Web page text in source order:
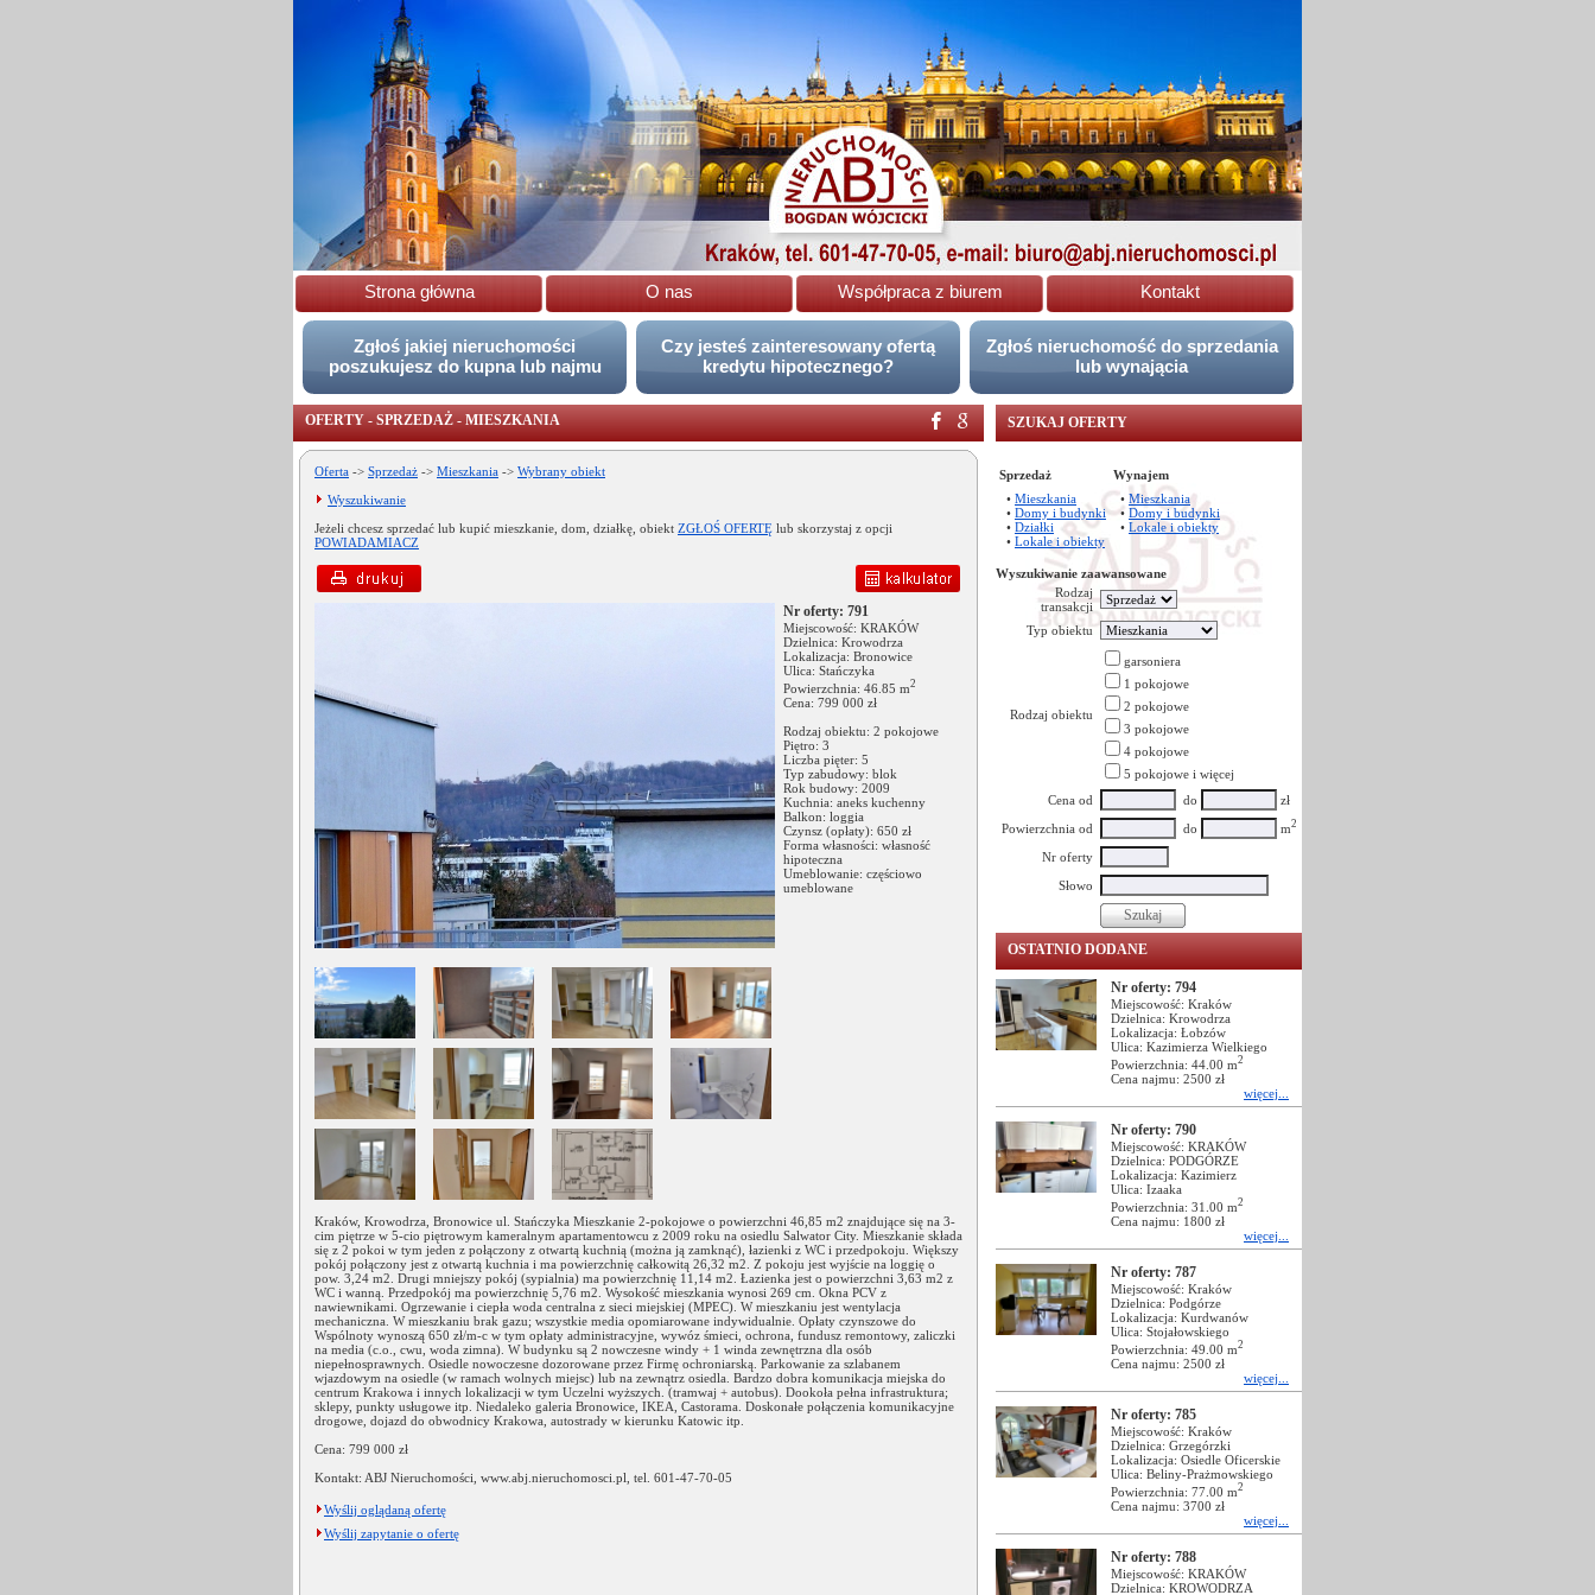
Strona główna O nas Współpraca z biurem Kontakt
Zgłoś jakiej nieruchomości
poszukujesz do kupna lub najmu
Czy jesteś zainteresowany ofertą
kredytu hipotecznego?
Zgłoś nieruchomość do sprzedania
lub wynającia
OFERTY - SPRZEDAŻ - MIESZKANIA SZUKAJ OFERTY
Oferta -> Sprzedaż -> Mieszkania -> Wybrany obiekt
Wyszukiwanie
Jeżeli chcesz sprzedać lub kupić mieszkanie, dom, działkę, obiekt ZGŁOŚ OFERTĘ lub skorzystaj z opcji
POWIADAMIACZ
Nr oferty: 791
Miejscowość: KRAKÓW
Dzielnica: Krowodrza
Lokalizacja: Bronowice
Ulica: Stańczyka
Powierzchnia: 46.85 m2
Cena: 799 000 zł
Rodzaj obiektu: 2 pokojowe
Piętro: 3
Liczba pięter: 5
Typ zabudowy: blok
Rok budowy: 2009
Kuchnia: aneks kuchenny
Balkon: loggia
Czynsz (opłaty): 650 zł
Forma własności: własność
hipoteczna
Umeblowanie: częściowo
umeblowane
Kraków, Krowodrza, Bronowice ul. Stańczyka Mieszkanie 2-pokojowe o powierzchni 46,85 m2 znajdujące się na 3-
cim piętrze w 5-cio piętrowym kameralnym apartamentowcu z 2009 roku na osiedlu Salwator City. Mieszkanie składa
się z 2 pokoi w tym jeden z połączony z otwartą kuchnią (można ją zamknąć), łazienki z WC i przedpokoju. Większy
pokój połączony jest z otwartą kuchnia i ma powierzchnię całkowitą 26,32 m2. Z pokoju jest wyjście na loggię o
pow. 3,24 m2. Drugi mniejszy pokój (sypialnia) ma powierzchnię 11,14 m2. Łazienka jest o powierzchni 3,63 m2 z
WC i wanną. Przedpokój ma powierzchnię 5,76 m2. Wysokość mieszkania wynosi 269 cm. Okna PCV z
nawiewnikami. Ogrzewanie i ciepła woda centralna z sieci miejskiej (MPEC). W mieszkaniu jest wentylacja
mechaniczna. W mieszkaniu brak gazu; wszystkie media opomiarowane indywidualnie. Opłaty czynszowe do
Wspólnoty wynoszą 650 zł/m-c w tym opłaty administracyjne, wywóz śmieci, ochrona, fundusz remontowy, zaliczki
na media (c.o., cwu, woda zimna). W budynku są 2 nowczesne windy + 1 winda zewnętrzna dla osób
niepełnosprawnych. Osiedle nowoczesne dozorowane przez Firmę ochroniarską. Parkowanie za szlabanem
wjazdowym na osiedle (w ramach wolnych miejsc) lub na zewnątrz osiedla. Bardzo dobra komunikacja miejska do
centrum Krakowa i innych lokalizacji w tym Uczelni wyższych. (tramwaj + autobus). Dookoła pełna infrastruktura;
sklepy, punkty usługowe itp. Niedaleko galeria Bronowice, IKEA, Castorama. Doskonałe połączenia komunikacyjne
drogowe, dojazd do obwodnicy Krakowa, autostrady w kierunku Katowic itp.
Cena: 799 000 zł
Kontakt: ABJ Nieruchomości, www.abj.nieruchomosci.pl, tel. 601-47-70-05
Wyślij oglądaną ofertę
Wyślij zapytanie o ofertę
Sprzedaż
• Mieszkania
• Domy i budynki
• Działki
• Lokale i obiekty
Wynajem
• Mieszkania
• Domy i budynki
• Lokale i obiekty
Wyszukiwanie zaawansowane
Rodzaj
transakcji
Typ obiektu
Rodzaj obiektu
garsoniera
1 pokojowe
2 pokojowe
3 pokojowe
4 pokojowe
5 pokojowe i więcej
Cena od
do
zł
Powierzchnia od
do m2
Nr oferty
Słowo
OSTATNIO DODANE
Nr oferty: 794
Miejscowość: Kraków
Dzielnica: Krowodrza
Lokalizacja: Łobzów
Ulica: Kazimierza Wielkiego
Powierzchnia: 44.00 m2
Cena najmu: 2500 zł
więcej...
Nr oferty: 790
Miejscowość: KRAKÓW
Dzielnica: PODGÓRZE
Lokalizacja: Kazimierz
Ulica: Izaaka
Powierzchnia: 31.00 m2
Cena najmu: 1800 zł
więcej...
Nr oferty: 787
Miejscowość: Kraków
Dzielnica: Podgórze
Lokalizacja: Kurdwanów
Ulica: Stojałowskiego
Powierzchnia: 49.00 m2
Cena najmu: 2500 zł
więcej...
Nr oferty: 785
Miejscowość: Kraków
Dzielnica: Grzegórzki
Lokalizacja: Osiedle Oficerskie
Ulica: Beliny-Prażmowskiego
Powierzchnia: 77.00 m2
Cena najmu: 3700 zł
więcej...
Nr oferty: 788
Miejscowość: KRAKÓW
Dzielnica: KROWODRZA